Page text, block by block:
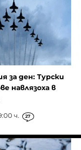
за ден: Турски
навлязоха в
ч. 27